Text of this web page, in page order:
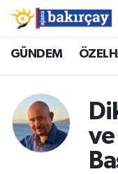
GÜNDEMİzmir Nöbetçi
İzmir Namaz
İzmir Trafik